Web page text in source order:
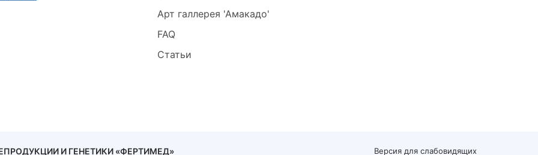
Арт галлерея 'Амакадо'
FAQ
Статьи
И ГЕНЕТИКИ «ФЕРТИМЕД» Версия для слабовидящих